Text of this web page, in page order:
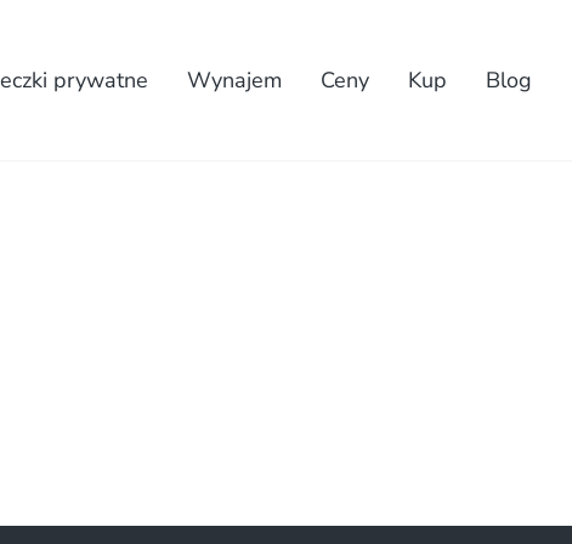
prywatne Wynajem Ceny Kup Blog